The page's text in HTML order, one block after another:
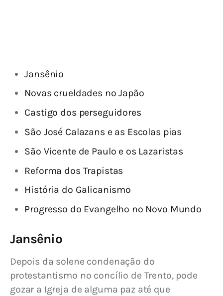
Jansênio
Novas crueldades no Japão
Castigo dos perseguidores
São José Calazans e as Escolas pias
São Vicente de Paulo e os Lazaristas
Reforma dos Trapistas
História do Galicanismo
Progresso do Evangelho no Novo Mundo
Jansênio
Depois da solene condenação do
protestantismo no concílio de Trento, pode
gozar a Igreja de alguma paz até que